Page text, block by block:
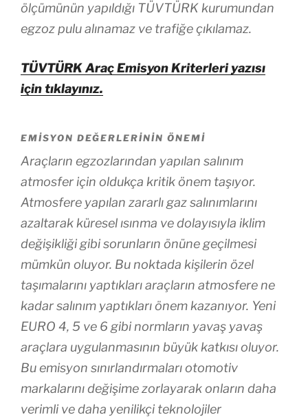
ölçümünün yapıldığı TÜVTÜRK kurumundan
egzoz pulu alınamaz ve trafiğe çıkılamaz.
TÜVTÜRK Araç Emisyon Kriterleri yazısı
için tıklayınız.
EMISYON DEĞERLERININ ÖNEMI
Araçların egzozlarından yapılan salınım
atmosfer için oldukça kritik önem taşıyor.
Atmosfere yapılan zararlı gaz salınımlarını
azaltarak küresel ısınma ve dolayısıyla iklim
değişikliği gibi sorunların önüne geçilmesi
mümkün oluyor. Bu noktada kişilerin özel
taşımalarını yaptıkları araçların atmosfere ne
kadar salınım yaptıkları önem kazanıyor. Yeni
EURO 4, 5 ve 6 gibi normların yavaş yavaş
araçlara uygulanmasının büyük katkısı oluyor.
Bu emisyon sınırlandırmaları otomotiv
markalarını değişime zorlayarak onların daha
verimli ve daha yenilikçi teknolojiler